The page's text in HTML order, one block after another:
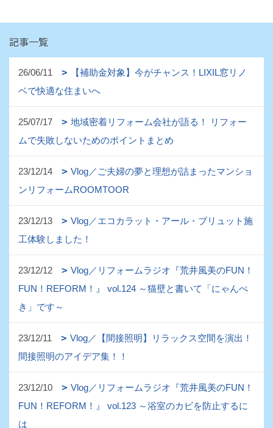
記事一覧
26/06/11
【補助金対象】今がチャンス！LIXIL窓リノ
ベで快適な住まいへ
25/07/17
地域密着リフォーム会社が語る！ リフォー
ムで失敗しないためのポイントまとめ
23/12/14
Vlog／ご夫婦の夢と理想が詰まったマンショ
ンリフォームROOMTOOR
23/12/13
Vlog／エコカラット・アール・ブリュット施
工体験しました！
23/12/12
Vlog／リフォームラジオ『荒井風美のFUN！
FUN！REFORM！』 vol.124 ～猫壁と書いて「にゃんぺ
き」です～
23/12/11
Vlog／【間接照明】リラックス空間を演出！
間接照明のアイデア集！！
23/12/10
Vlog／リフォームラジオ『荒井風美のFUN！
FUN！REFORM！』 vol.123 ～浴室のカビを防止するに
は